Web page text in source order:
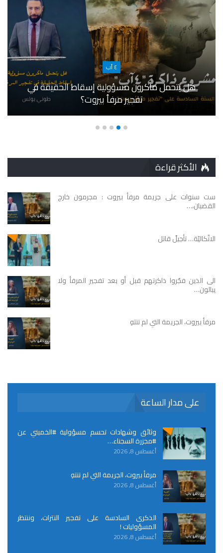
٤ آب
هل يتحمل ماكرون مسؤولية إسقاط الحقيقة في
تفجير مرفأ بيروت؟
الأكثر قراءة
ست سنوات على جريمة مرفأ بيروت : مجرمون خارج
القضبان،…
الاتّكاليّة… تأجيلٌ قاتل
الى الذين فجّروا ذاكرتهم قبل أو بعد تفجير المرفأ ولا
يبالون…
مرفأ بيروت، الجريمة التي لم تنتهِ
على مدار الساعة
وثائق وشهادات تحسم مسؤولية #الخميني عن
#مجزرة السجناء…
أغسطس 8, 2026
مرفأ بيروت، الجريمة التي لم تنتهِ
أغسطس 8, 2026
الذكرى السادسة على تفجير النترات، وننتظر
المسؤوليات !
أغسطس 8, 2026